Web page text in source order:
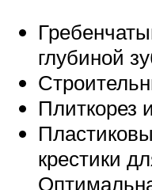
глубиной
Плиткорез
крестики